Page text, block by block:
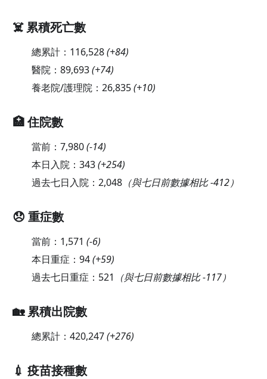
☠️ 累積死亡數
總累計： 116,528(+84)
醫院： 89,693(+74)
養老院/護理院： 26,835(+10)
🏥 住院數
當前： 7,980(-14)
本日入院： 343(+254)
過去七日入院： 2,048（與七日前數據相比 -412）
😞 重症數
當前： 1,571 (-6)
本日重症： 94(+59)
過去七日重症： 521 （與七日前數據相比 -117）
🏡 累積出院數
總累計： 420,247(+276)
💉 疫苗接種數